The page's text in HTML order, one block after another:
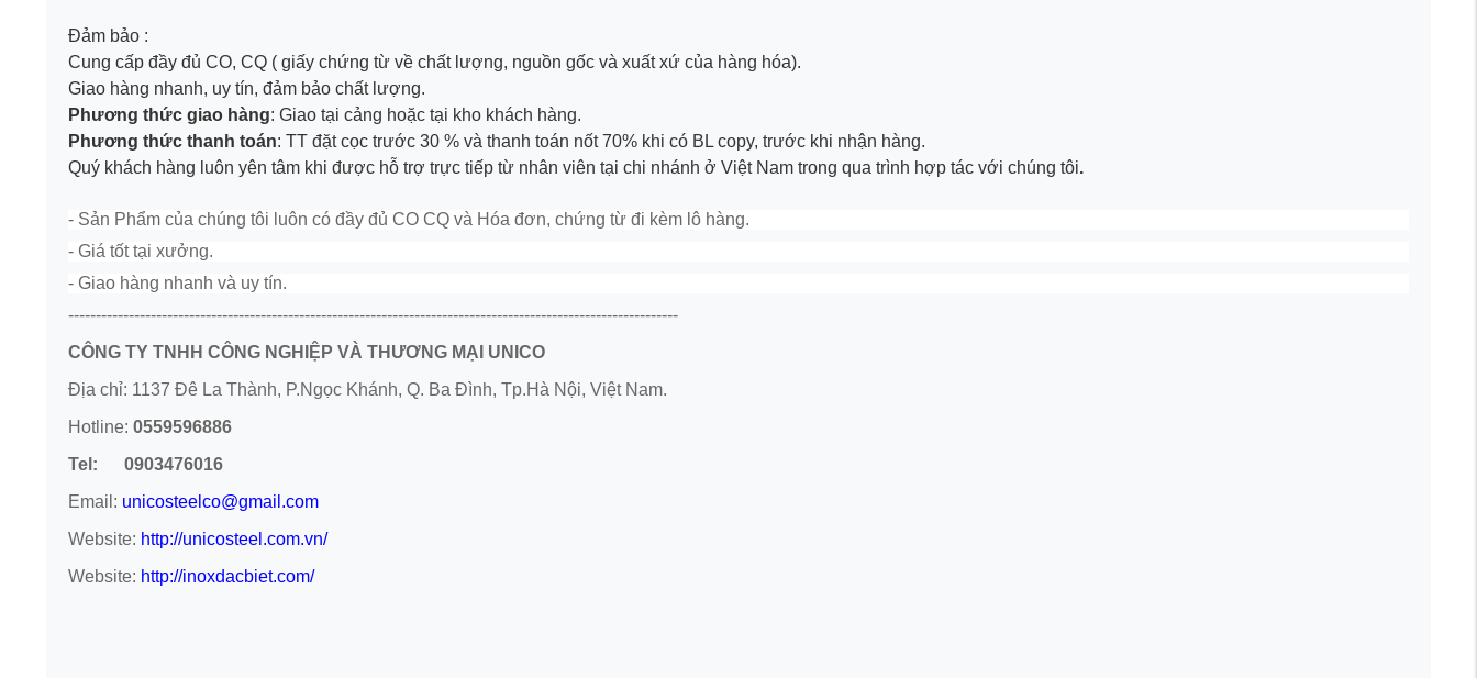
Đảm bảo :
Cung cấp đầy đủ CO, CQ ( giấy chứng từ về chất lượng, nguồn gốc và xuất xứ của hàng hóa).
Giao hàng nhanh, uy tín, đảm bảo chất lượng.
Phương thức giao hàng: Giao tại cảng hoặc tại kho khách hàng.
Phương thức thanh toán: TT đặt cọc trước 30 % và thanh toán nốt 70% khi có BL copy, trước khi nhận hàng.
Quý khách hàng luôn yên tâm khi được hỗ trợ trực tiếp từ nhân viên tại chi nhánh ở Việt Nam trong qua trình hợp tác với chúng tôi.
- Sản Phẩm của chúng tôi luôn có đầy đủ CO CQ và Hóa đơn, chứng từ đi kèm lô hàng.
- Giá tốt tại xưởng.
- Giao hàng nhanh và uy tín.
---------------------------------------------------------------------------------------------------------------
CÔNG TY TNHH CÔNG NGHIỆP VÀ THƯƠNG MẠI UNICO
Địa chỉ: 1137 Đê La Thành, P.Ngọc Khánh, Q. Ba Đình, Tp.Hà Nội, Việt Nam.
Hotline: 0559596886
Tel: 0903476016
Email: unicosteelco@gmail.com
Website: http://unicosteel.com.vn/
Website: http://inoxdacbiet.com/